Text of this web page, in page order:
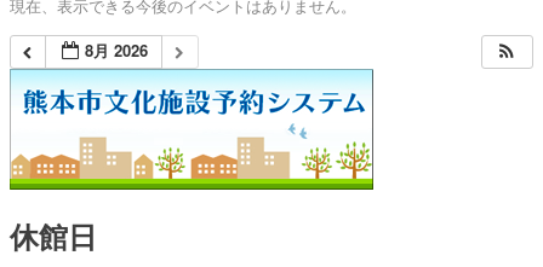
現在、表示できる今後のイベントはありません。
8月 2026
休館日